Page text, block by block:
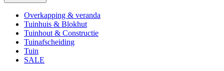
Overkapping & veranda
Tuinhuis & Blokhut
Tuinhout & Constructie
Tuinafscheiding
Tuin
SALE